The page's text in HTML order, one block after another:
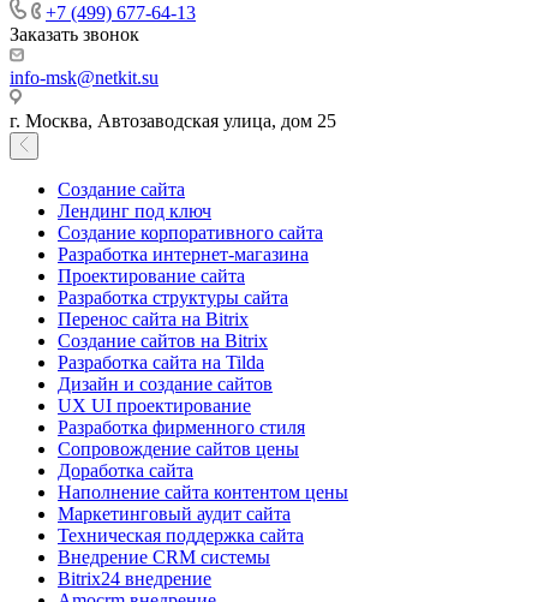
+7 (499) 677-64-13
Заказать звонок
info-msk@netkit.su
г. Москва, Автозаводская улица, дом 25
Создание сайта
Лендинг под ключ
Создание корпоративного сайта
Разработка интернет-магазина
Проектирование сайта
Разработка структуры сайта
Перенос сайта на Bitrix
Создание сайтов на Bitrix
Разработка сайта на Tilda
Дизайн и создание сайтов
UX UI проектирование
Разработка фирменного стиля
Сопровождение сайтов цены
Доработка сайта
Наполнение сайта контентом цены
Маркетинговый аудит сайта
Техническая поддержка сайта
Внедрение CRM системы
Bitrix24 внедрение